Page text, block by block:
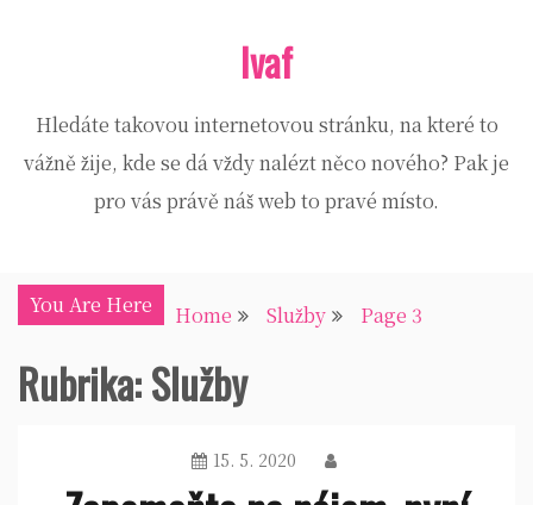
Ivaf
Hledáte takovou internetovou stránku, na které to
vážně žije, kde se dá vždy nalézt něco nového? Pak je
pro vás právě náš web to pravé místo.
You Are Here Home Služby Page 3
Rubrika:Služby
15. 5. 2020